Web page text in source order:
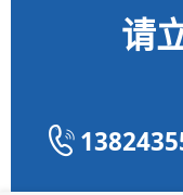
请